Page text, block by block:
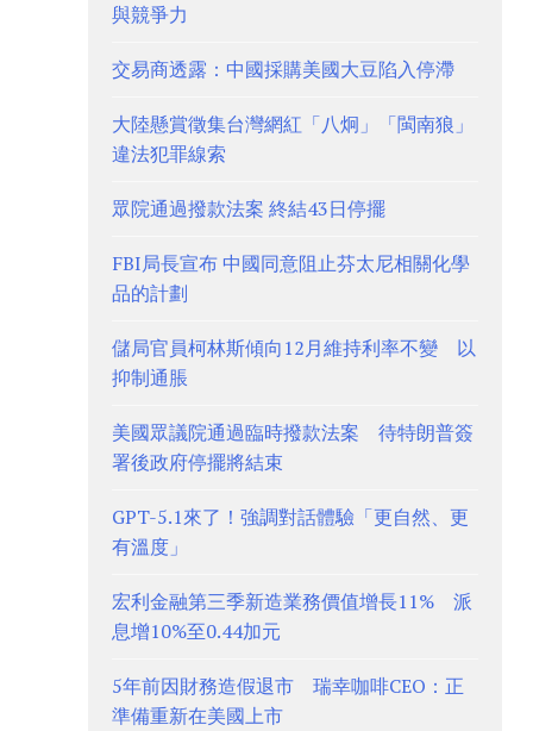
與競爭力
交易商透露：中國採購美國大豆陷入停滯
大陸懸賞徵集台灣網紅「八炯」「閩南狼」
違法犯罪線索
眾院通過撥款法案 終結43日停擺
FBI局長宣布 中國同意阻止芬太尼相關化學
品的計劃
儲局官員柯林斯傾向12月維持利率不變 以
抑制通脹
美國眾議院通過臨時撥款法案 待特朗普簽
署後政府停擺將結束
GPT-5.1來了！強調對話體驗「更自然、更
有溫度」
宏利金融第三季新造業務價值增長11% 派
息增10%至0.44加元
5年前因財務造假退市 瑞幸咖啡CEO：正
準備重新在美國上市